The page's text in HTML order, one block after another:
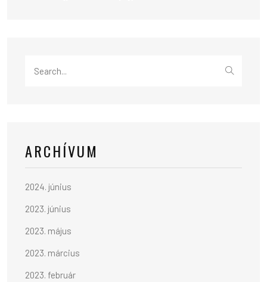
ARCHÍVUM
2024. június
2023. június
2023. május
2023. március
2023. február